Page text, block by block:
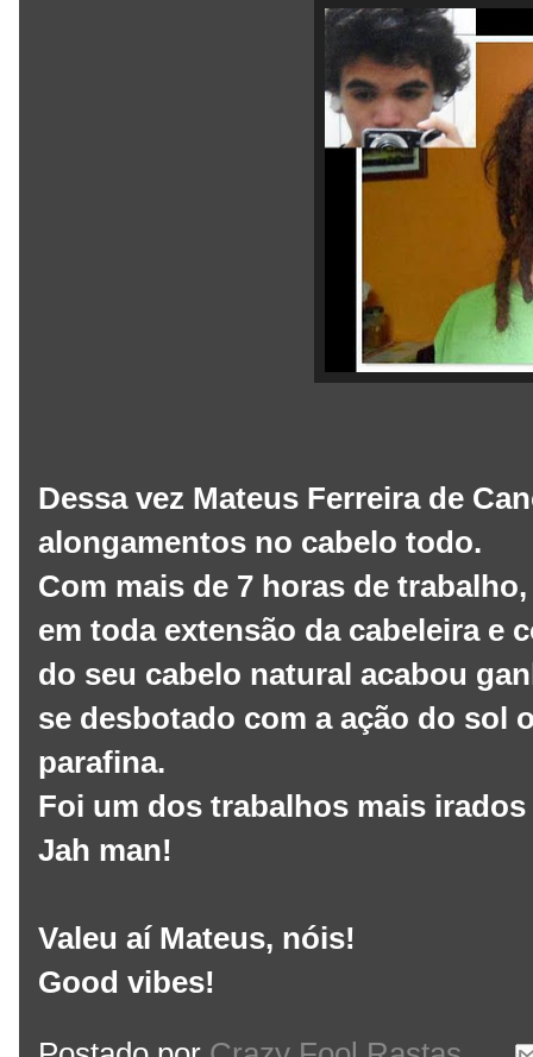
Dessa vez Mateus Ferreira de
alongamentos no cabelo todo.
Com mais de 7 horas de
em toda extensão da cabeleira e
do seu cabelo natural acabou
se desbotado com a ação do sol
parafina.
Foi um dos trabalhos mais
Jah man!
Valeu aí Mateus, nóis!
Good vibes!